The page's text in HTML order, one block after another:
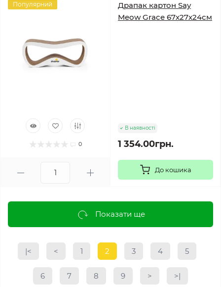
Популярний
0
Драпак картон Say
Meow Grace 67х27х24см
В наявності
1 354.00грн.
До кошика
Показати ще
|< < 1 2 3 4 5
6 7 8 9 > >|